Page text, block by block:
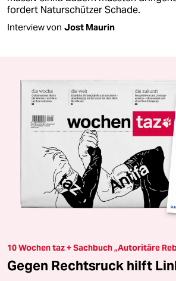
fordert Naturschützer Schade.
Interview von Jost Maurin
10 Wochen taz + Sachbuch „Autoritäre
Gegen Rechtsruck hilft